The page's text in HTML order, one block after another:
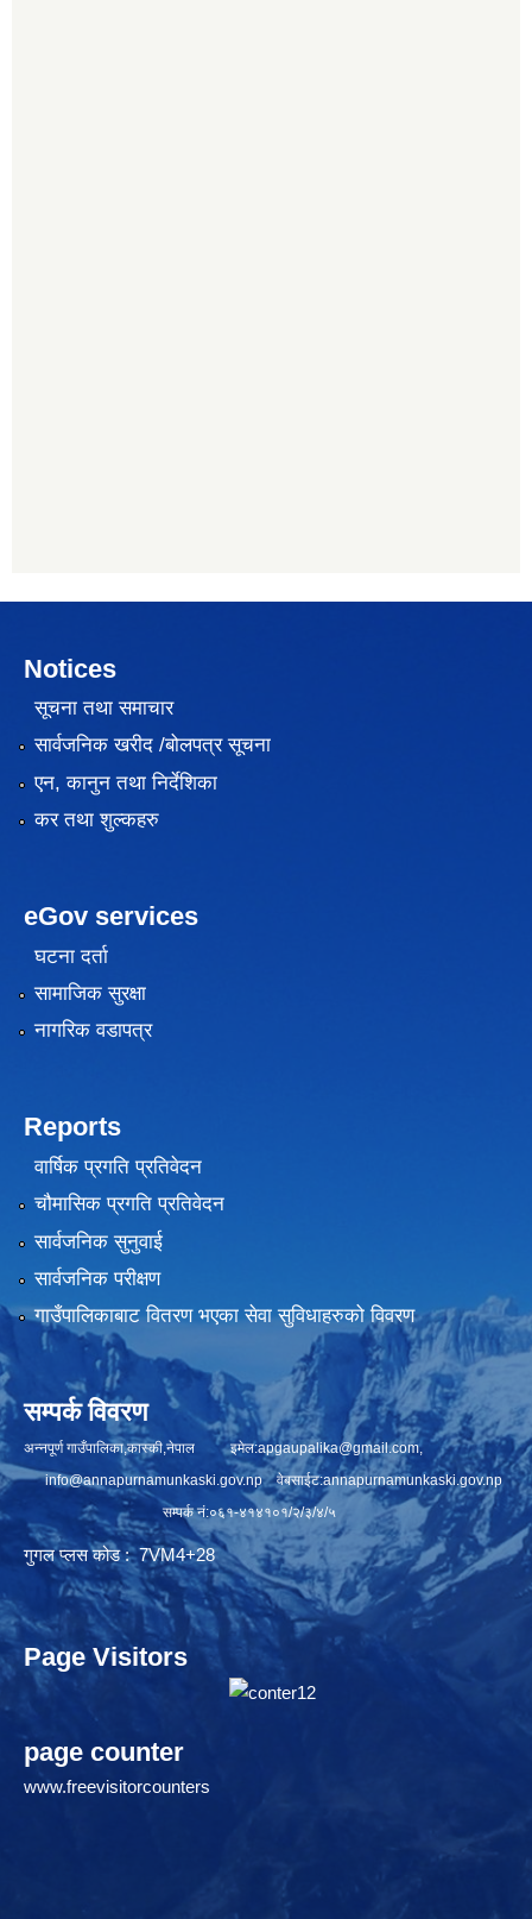
Notices
सूचना तथा समाचार
सार्वजनिक खरीद /बोलपत्र सूचना
एन, कानुन तथा निर्देशिका
कर तथा शुल्कहरु
eGov services
घटना दर्ता
सामाजिक सुरक्षा
नागरिक वडापत्र
Reports
वार्षिक प्रगति प्रतिवेदन
चौमासिक प्रगति प्रतिवेदन
सार्वजनिक सुनुवाई
सार्वजनिक परीक्षण
गाउँपालिकाबाट वितरण भएका सेवा सुविधाहरुको विवरण
सम्पर्क विवरण
अन्नपूर्ण गाउँपालिका,कास्की,नेपाल इमेल:apgaupalika@gmail.com,
info@annapurnamunkaski.gov.npवेबसाईट:annapurnamunkaski.gov.np
सम्पर्क नं:०६१-४१४१०१/२/३/४/५
गुगल प्लस कोड : 7VM4+28
Page Visitors
page counter
www.freevisitorcounters